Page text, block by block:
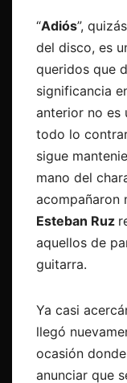
“Adiós”,
del disco, es
queridos que
significancia
anterior no es
todo lo
sigue
mano del
acompañaron
Esteban Ruz
aquellos de
guitarra.
Ya casi
llegó
ocasión
anunciar que